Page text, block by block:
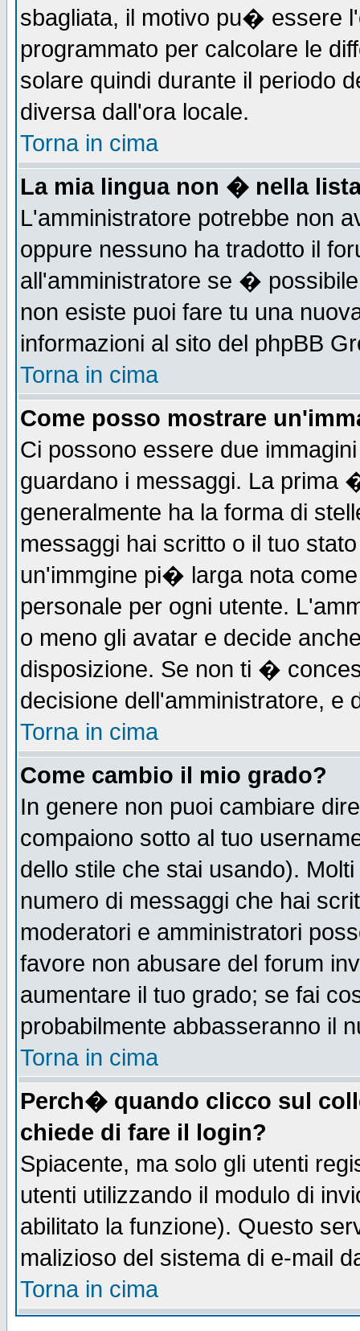
sbagliata, il motivo pu� essere
programmato per calcolare le
solare quindi durante il periodo
diversa dall'ora locale.
Torna in cima
La mia lingua non � nella
L'amministratore potrebbe non
oppure nessuno ha tradotto il
all'amministratore se �
non esiste puoi fare tu una
informazioni al sito del phpBB
Torna in cima
Come posso mostrare
Ci possono essere due
guardano i messaggi. La prima
generalmente ha la forma di
messaggi hai scritto o il tuo
un'immgine pi� larga nota
personale per ogni utente.
o meno gli avatar e decide
disposizione. Se non ti �
decisione dell'amministratore, e
Torna in cima
Come cambio il mio grado?
In genere non puoi cambiare
compaiono sotto al tuo
dello stile che stai usando).
numero di messaggi che hai
moderatori e amministratori
favore non abusare del forum
aumentare il tuo grado; se fai
probabilmente abbasseranno il
Torna in cima
Perch� quando clicco sul
chiede di fare il login?
Spiacente, ma solo gli utenti
utenti utilizzando il modulo di
abilitato la funzione). Questo
malizioso del sistema di e-mail
Torna in cima